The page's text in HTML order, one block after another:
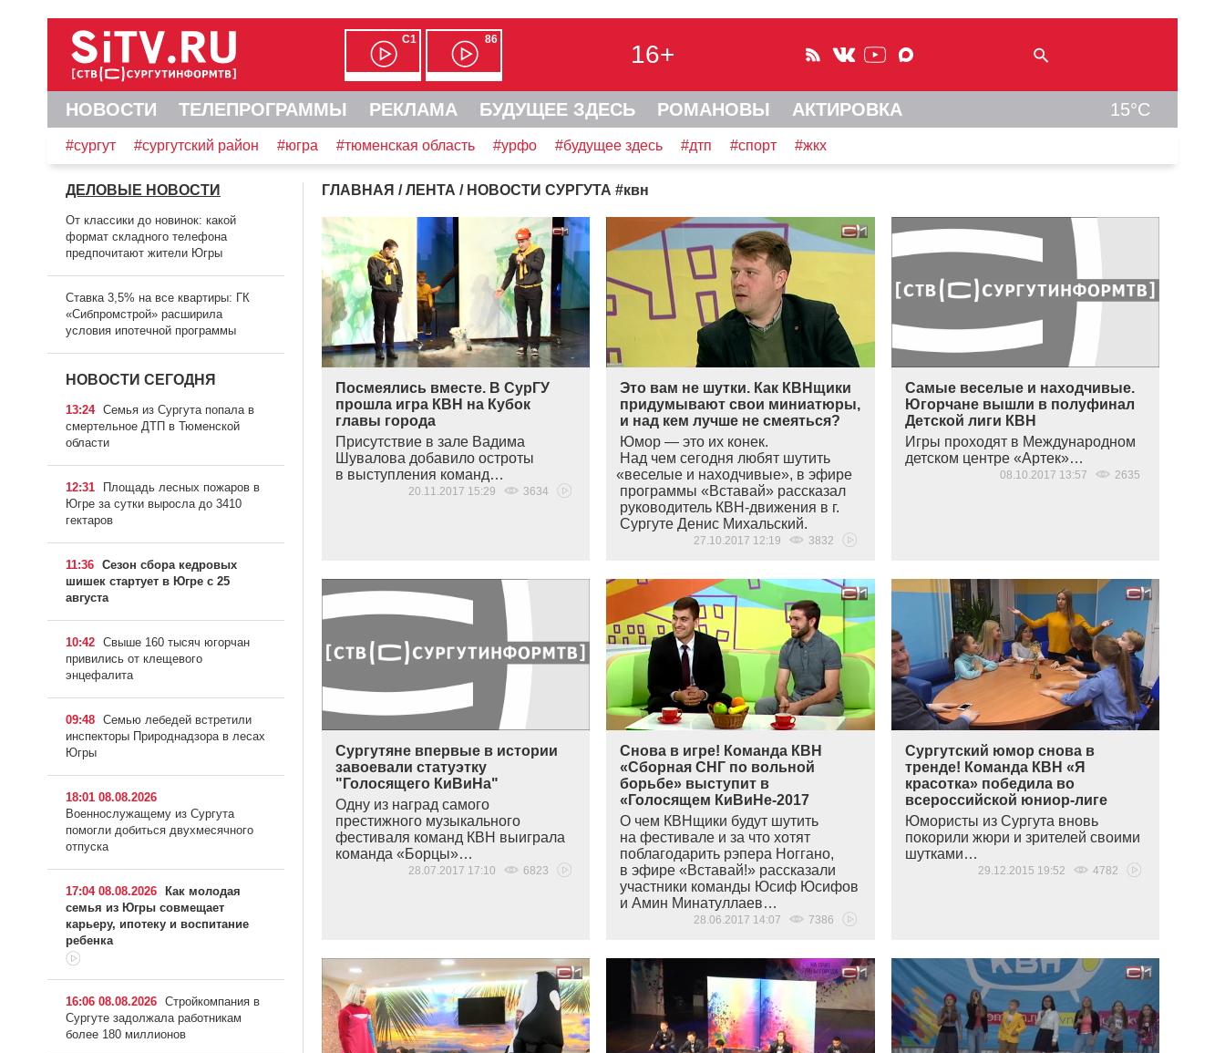
С1 86
16+
НОВОСТИ ТЕЛЕПРОГРАММЫ РЕКЛАМА БУДУЩЕЕ ЗДЕСЬ РОМАНОВЫ АКТИРОВКА 15°C
#сургут #сургутский район #югра #тюменская область #урфо #будущее здесь #дтп #спорт #жкх
ГЛАВНАЯ /ЛЕНТА / НОВОСТИ СУРГУТА #квн
Посмеялись вместе. В СурГУ
прошла игра КВН на Кубок
главы города
Присутствие в зале Вадима
Шувалова добавило остроты
в выступления команд…
20.11.2017 15:29 3634
Это вам не шутки. Как КВНщики
придумывают свои миниатюры,
и над кем лучше не смеяться?
Юмор — это их конек.
Над чем сегодня любят шутить
«веселые и находчивые», в эфире
программы «Вставай» рассказал
руководитель КВН-движения в г.
Сургуте Денис Михальский.
27.10.2017 12:19 3832
Самые веселые и находчивые.
Югорчане вышли в полуфинал
Детской лиги КВН
Игры проходят в Международном
детском центре «Артек»…
08.10.2017 13:57 2635
Сургутяне впервые в истории
завоевали статуэтку
"Голосящего КиВиНа"
Одну из наград самого
престижного музыкального
фестиваля команд КВН выиграла
команда «Борцы»…
28.07.2017 17:10 6823
Снова в игре! Команда КВН
«Сборная СНГ по вольной
борьбе» выступит в
«Голосящем КиВиНе-2017
О чем КВНщики будут шутить
на фестивале и за что хотят
поблагодарить рэпера Ноггано,
в эфире «Вставай!» рассказали
участники команды Юсиф Юсифов
и Амин Минатуллаев…
28.06.2017 14:07 7386
Сургутский юмор снова в
тренде! Команда КВН «Я
красотка» победила во
всероссийской юниор-лиге
Юмористы из Сургута вновь
покорили жюри и зрителей своими
шутками…
29.12.2015 19:52 4782
ДЕЛОВЫЕ НОВОСТИ
От классики до новинок: какой
формат складного телефона
предпочитают жители Югры
Ставка 3,5% на все квартиры: ГК
«Сибпромстрой» расширила
условия ипотечной программы
НОВОСТИ СЕГОДНЯ
13:24 Семья из Сургута попала в
смертельное ДТП в Тюменской
области
12:31
Площадь лесных пожаров в
Югре за сутки выросла до 3410
гектаров
11:36 Сезон сбора кедровых
шишек стартует в Югре с 25
августа
10:42 Свыше 160 тысяч югорчан
привились от клещевого
энцефалита
09:48 Семью лебедей встретили
инспекторы Природнадзора в лесах
Югры
18:01 08.08.2026
Военнослужащему из Сургута
помогли добиться двухмесячного
отпуска
17:04 08.08.2026
Как молодая
семья из Югры совмещает
карьеру, ипотеку и воспитание
ребенка
16:06 08.08.2026 Стройкомпания в
Сургуте задолжала работникам
более 180 миллионов